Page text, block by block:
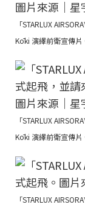
「STARLUX
Kōki 演繹前衛宣傳
「STARLUX
Kōki 演繹前衛宣傳
「STARLUX